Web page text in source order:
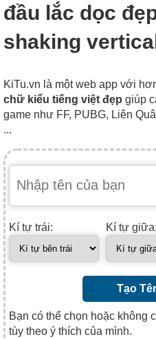
đầu lắc dọc
shaking
KiTu.vn là một web app với
chữ kiểu tiếng việt đẹp giúp
game như FF, PUBG, Liên
...
Kí tự trái: Kí tự giữa:
Tạo
Bạn có thể chọn hoặc không
tùy theo ý thích của mình.